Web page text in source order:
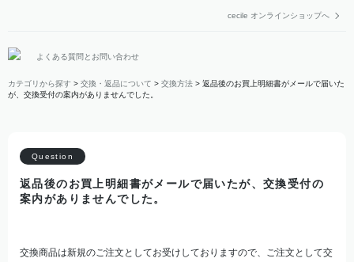
cecile オンラインショップへ
よくある質問とお問い合わせ
カテゴリから探す > 交換・返品について > 交換方法 > 返品後のお買上明細書がメールで届いた
が、交換受付の案内がありませんでした。
返品後のお買上明細書がメールで届いたが、交換受付の
案内がありませんでした。
交換商品は新規のご注文としてお受けしておりますので、ご注文として交